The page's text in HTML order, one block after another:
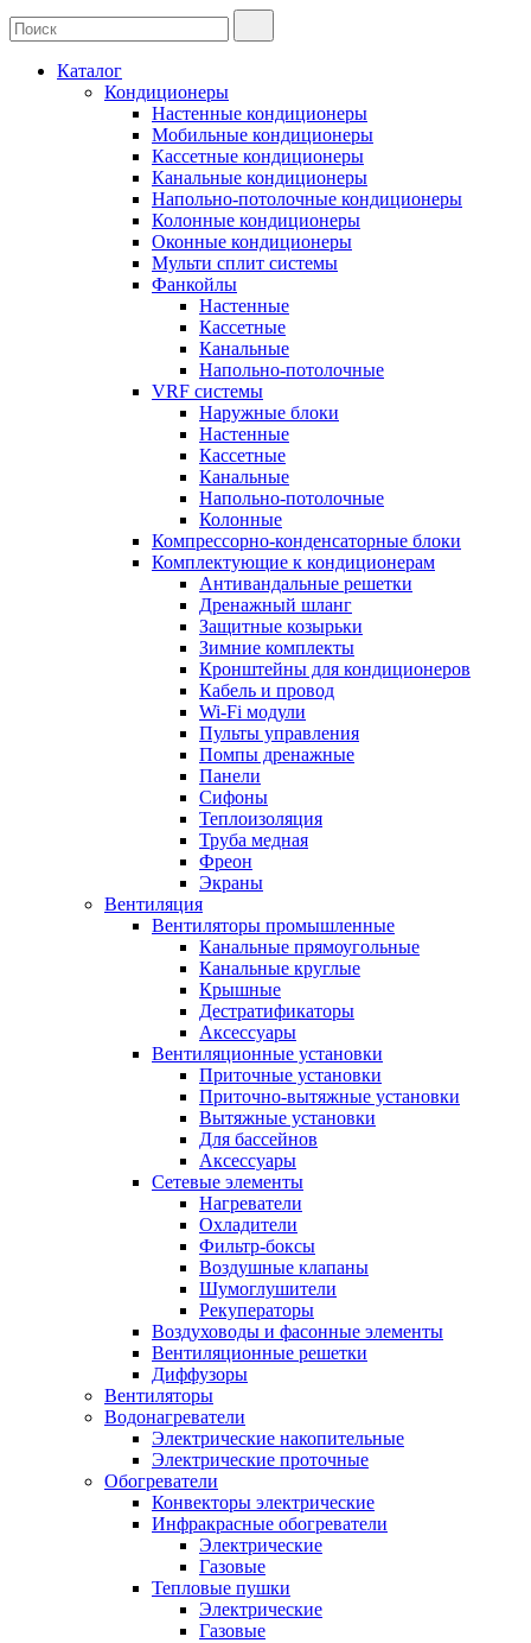
Каталог
Кондиционеры
Настенные кондиционеры
Мобильные кондиционеры
Кассетные кондиционеры
Канальные кондиционеры
Напольно-потолочные кондиционеры
Колонные кондиционеры
Оконные кондиционеры
Мульти сплит системы
Фанкойлы
Настенные
Кассетные
Канальные
Напольно-потолочные
VRF системы
Наружные блоки
Настенные
Кассетные
Канальные
Напольно-потолочные
Колонные
Компрессорно-конденсаторные блоки
Комплектующие к кондиционерам
Антивандальные решетки
Дренажный шланг
Защитные козырьки
Зимние комплекты
Кронштейны для кондиционеров
Кабель и провод
Wi-Fi модули
Пульты управления
Помпы дренажные
Панели
Сифоны
Теплоизоляция
Труба медная
Фреон
Экраны
Вентиляция
Вентиляторы промышленные
Канальные прямоугольные
Канальные круглые
Крышные
Дестратификаторы
Аксессуары
Вентиляционные установки
Приточные установки
Приточно-вытяжные установки
Вытяжные установки
Для бассейнов
Аксессуары
Сетевые элементы
Нагреватели
Охладители
Фильтр-боксы
Воздушные клапаны
Шумоглушители
Рекуператоры
Воздуховоды и фасонные элементы
Вентиляционные решетки
Диффузоры
Вентиляторы
Водонагреватели
Электрические накопительные
Электрические проточные
Обогреватели
Конвекторы электрические
Инфракрасные обогреватели
Электрические
Газовые
Тепловые пушки
Электрические
Газовые